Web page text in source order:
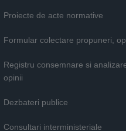
Proiecte de acte normative
Formular colectare propuneri,
Registru consemnare si
opinii
Dezbateri publice
Consultari interministeriale